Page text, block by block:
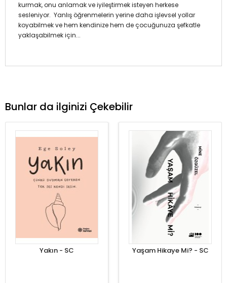
kurmak, onu anlamak ve iyileştirmek isteyen herkese
sesleniyor. Yanlış öğrenmelerin yerine daha işlevsel yollar
koyabilmek ve hem kendinize hem de çocuğunuza şefkatle
yaklaşabilmek için...
Bunlar da ilginizi Çekebilir
Yakın - SC Yaşam Hikaye Mi? - SC